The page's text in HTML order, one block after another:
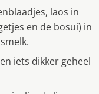
laos in
en de bosui) in
iets dikker geheel